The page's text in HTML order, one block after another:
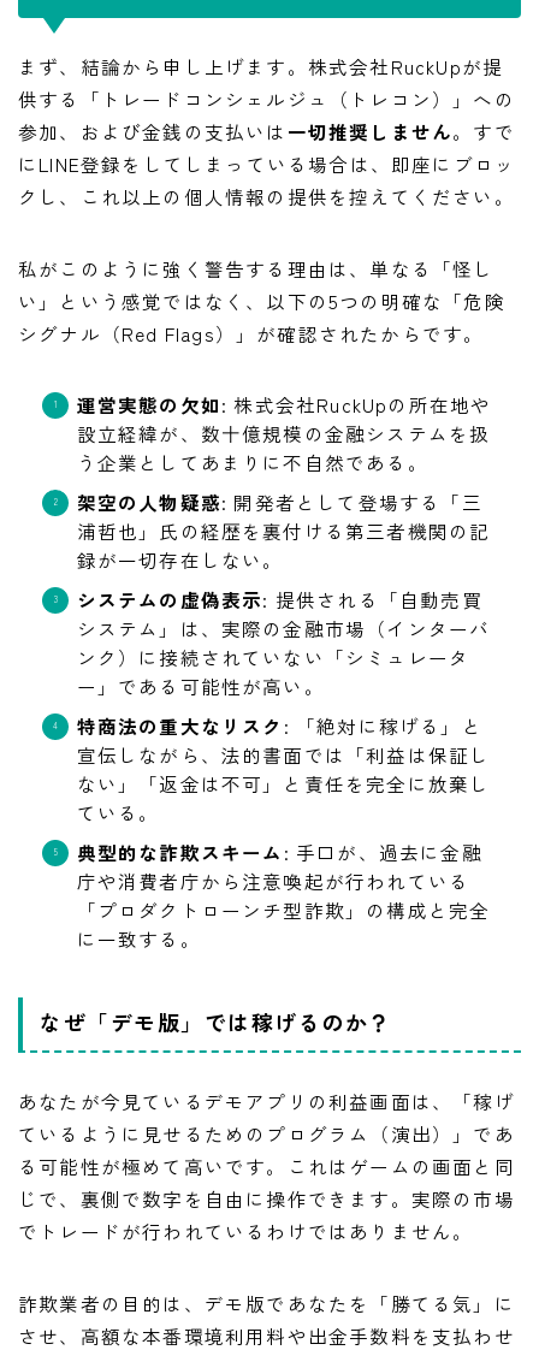
まず、結論から申し上げます。株式会社RuckUpが提
供する「トレードコンシェルジュ（トレコン）」への
参加、および金銭の支払いは 一切推奨しません。すで
にLINE登録をしてしまっている場合は、即座にブロッ
クし、これ以上の個人情報の提供を控えてください。
私がこのように強く警告する理由は、単なる「怪し
い」という感覚ではなく、以下の5つの明確な「危険
シグナル（Red Flags）」が確認されたからです。
運営実態の欠如: 株式会社RuckUpの所在地や
設立経緯が、数十億規模の金融システムを扱
う企業としてあまりに不自然である。
架空の人物疑惑: 開発者として登場する「三
浦哲也」氏の経歴を裏付ける第三者機関の記
録が一切存在しない。
システムの虚偽表示: 提供される「自動売買
システム」は、実際の金融市場（インターバ
ンク）に接続されていない「シミュレータ
ー」である可能性が高い。
特商法の重大なリスク : 「絶対に稼げる」と
宣伝しながら、法的書面では「利益は保証し
ない」「返金は不可」と責任を完全に放棄し
ている。
典型的な詐欺スキーム : 手口が、過去に金融
庁や消費者庁から注意喚起が行われている
「プロダクトローンチ型詐欺」の構成と完全
に一致する。
なぜ「デモ版」では稼げるのか？
あなたが今見ているデモアプリの利益画面は、「稼げ
ているように見せるためのプログラム（演出）」であ
る可能性が極めて高いです。これはゲームの画面と同
じで、裏側で数字を自由に操作できます。実際の市場
でトレードが行われているわけではありません。
詐欺業者の目的は、デモ版であなたを「勝てる気」に
させ、高額な本番環境利用料や出金手数料を支払わせ